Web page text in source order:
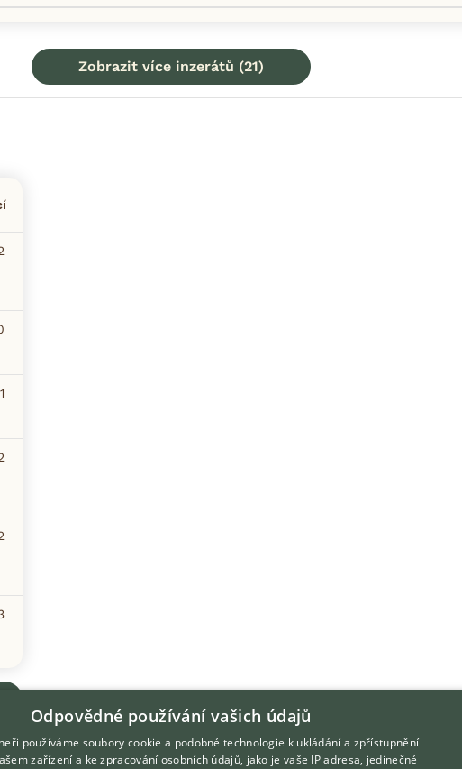
Zobrazit více inzerátů (21)
1
Odpovědné používání vašich údajů
používáme soubory cookie a podobné technologie k ukládání a zpřístupnění
zařízení a ke zpracování osobních údajů, jako je vaše IP adresa, jedinečné